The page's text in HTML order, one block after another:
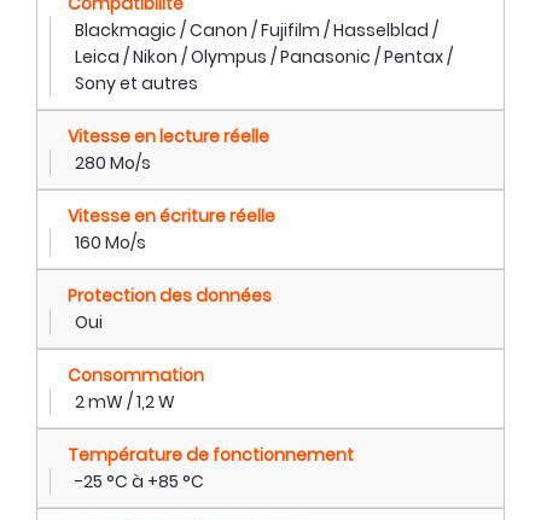
Blackmagic / Canon / Fujifilm / Hasselblad /
Leica / Nikon / Olympus / Panasonic / Pentax /
Sony et autres
Vitesse en lecture réelle
280 Mo/s
Vitesse en écriture réelle
160 Mo/s
Protection des données
Oui
Consommation
2 mW / 1,2 W
Température de fonctionnement
-25 °C à +85 °C